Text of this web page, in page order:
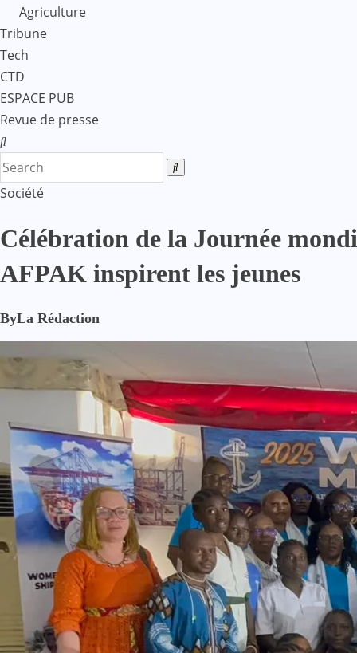
Agriculture
Tribune
Tech
CTD
ESPACE PUB
Revue de presse
Société
Célébration de la Journée
AFPAK inspirent les jeunes
ByLa Rédaction